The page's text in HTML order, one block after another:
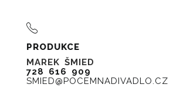
PRODUKCE
MAREK ŠMIED
728 616 909
SMIED@POCEMNADIVADLO.CZ